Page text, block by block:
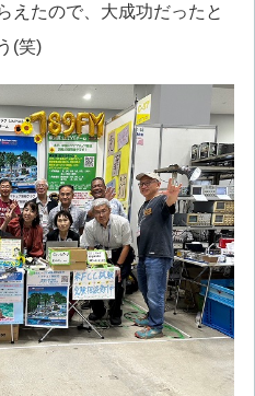
えたので、大成功だったと
(笑)